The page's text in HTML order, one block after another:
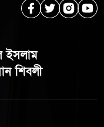
ইসলাম
শিবলী